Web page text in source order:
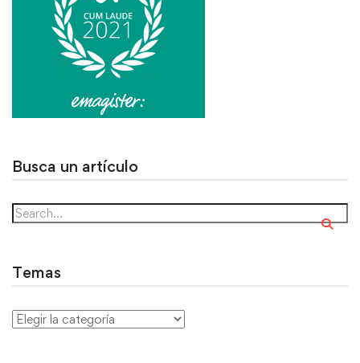
Busca un artículo
Temas